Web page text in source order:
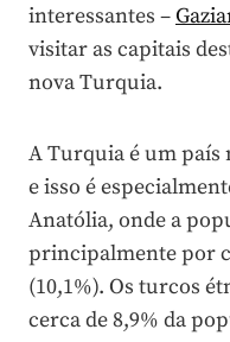
interessantes –
visitar as capitais
nova Turquia.
A Turquia é um
e isso é
Anatólia, onde a
principalmente por
(10,1%). Os turcos
cerca de 8,9% da